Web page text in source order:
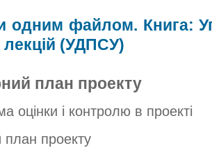
одним файлом. Книга:
лекцій (УДПСУ)
план проекту
оцінки і контролю в проекті
проекту